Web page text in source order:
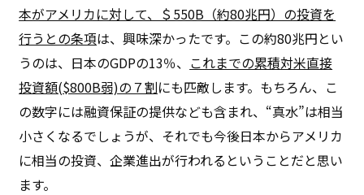
本がアメリカに対して、＄550B（約80兆円）の投資を
行うとの条項は、興味深かったです。この約80兆円とい
うのは、日本のGDPの13％、 これまでの累積対米直接
投資額($800B弱)の７割にも匹敵します。もちろん、こ
の数字には融資保証の提供なども含まれ、“真水”は相当
小さくなるでしょうが、それでも今後日本からアメリカ
に相当の投資、企業進出が行われるということだと思い
ます。